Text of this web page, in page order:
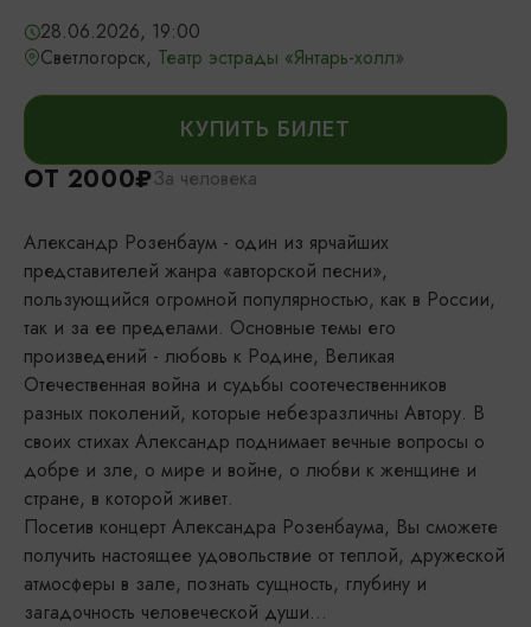
28.06.2026, 19:00
Светлогорск, Театр эстрады «Янтарь-холл»
КУПИТЬ БИЛЕТ
ОТ 2000₽За человека
Александр Розенбаум - один из ярчайших
представителей жанра «авторской песни»,
пользующийся огромной популярностью, как в России,
так и за ее пределами. Основные темы его
произведений - любовь к Родине, Великая
Отечественная война и судьбы соотечественников
разных поколений, которые небезразличны Автору. В
своих стихах Александр поднимает вечные вопросы о
добре и зле, о мире и войне, о любви к женщине и
стране, в которой живет.
Посетив концерт Александра Розенбаума, Вы сможете
получить настоящее удовольствие от теплой, дружеской
атмосферы в зале, познать сущность, глубину и
загадочность человеческой души…